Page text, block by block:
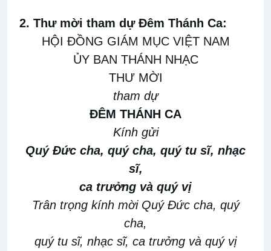
2. Thư mời tham dự Đêm Thánh Ca:
HỘI ĐỒNG GIÁM MỤC VIỆT NAM
ỦY BAN THÁNH NHẠC
THƯ MỜI
tham dự
ĐÊM THÁNH CA
Kính gửi
Quý Đức cha, quý cha, quý tu sĩ, nhạc
sĩ,
ca trưởng và quý vị
Trân trọng kính mời Quý Đức cha, quý
cha,
quý tu sĩ, nhạc sĩ, ca trưởng và quý vị